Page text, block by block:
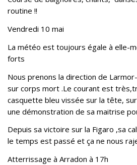
routine !!
Vendredi 10 mai
La météo est toujours égale à elle-
forts
Nous prenons la direction de
sur corps mort .Le courant est
casquette bleu vissée sur la tête,
une démonstration de sa maitrise
Depuis sa victoire sur la Figaro ,sa
le temps est passé et ça ne nous
Atterrissage à Arradon à 17h